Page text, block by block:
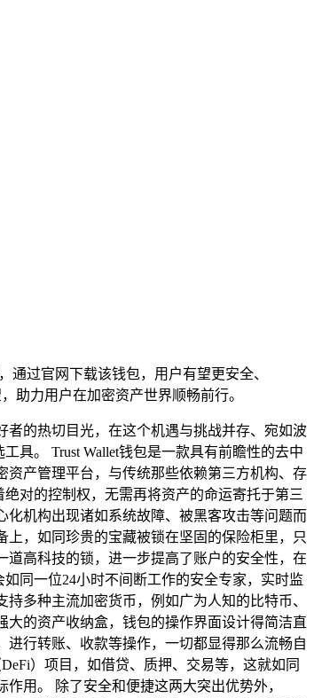
通过官网下载该钱包，用户有望更安全、
助力用户在加密资产世界顺畅前行。
的热切目光，在这个机遇与挑战并存、宛如波
工具。 Trust Wallet钱包是一款具有前瞻性的去中
产管理平台，与传统那些依赖第三方机构、存
对的控制权，无需再将资产的命运寄托于第三
机构出现诸如系统故障、被黑客攻击等问题而
上，如同珍贵的宝藏被锁在坚固的保险柜里，只
高科技的锁，进一步提高了账户的安全性，在
同一位24小时不间断工作的安全专家，实时监
多种主流加密货币，例如广为人知的比特币、
的资产收纳盒，钱包的操作界面设计得简洁直
行转账、收款等操作，一切都显得那么流畅自
）项目，如借贷、质押、交易等，这就如同
用。 除了安全和便捷这两大突出优势外，